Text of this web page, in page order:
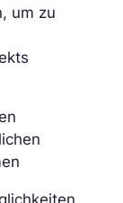
um zu